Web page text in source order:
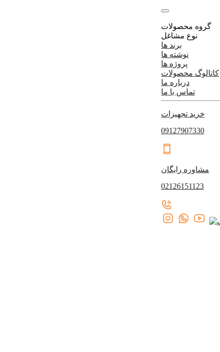
گروه محصولات
نوع مشاغل
برند ها
نوشته ها
پروژه ها
کاتالوگ محصولات
درباره ما
تماس با ما
خرید تجهیزات
09127907330
مشاوره رایگان
02126151123